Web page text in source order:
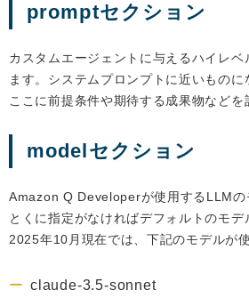
promptセクション
カスタムエージェントに与えるハイレベ
ます。システムプロンプトに近いものに
ここに前提条件や期待する成果物などを
modelセクション
Amazon Q Developerが使用するLLMの
とくに指定がなければデフォルトのモデ
2025年10月現在では、下記のモデルが
claude-3.5-sonnet